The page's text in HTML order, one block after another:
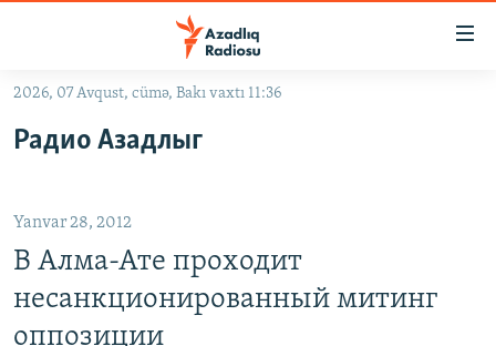
Əsas
qayıt
qayıt
Axtarışa
#İZAHLA
QANUNI DOĞRU
2026, 07 Avqust, cümə, Bakı vaxtı 11:36
Радио Азадлыг
Yanvar 28, 2012
В Алма-Ате проходит
несанкционированный митинг
оппозиции